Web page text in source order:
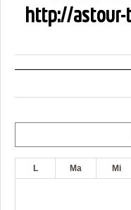
L Ma Mi